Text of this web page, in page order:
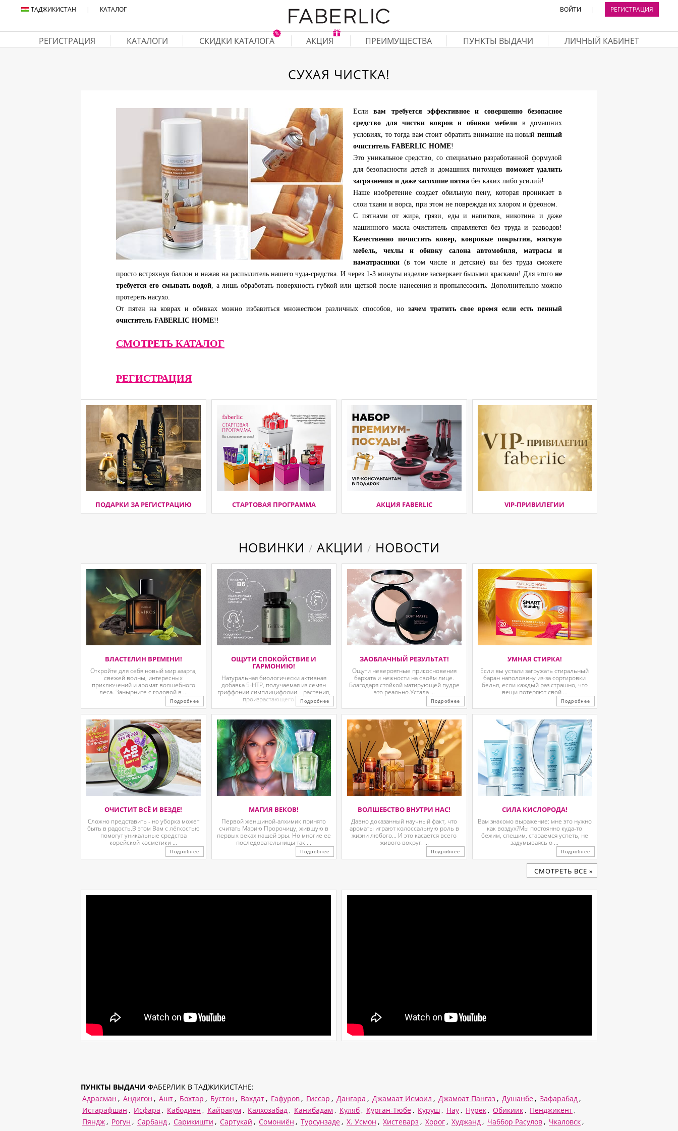
ТАДЖИКИСТАН | КАТАЛОГ ВОЙТИ | РЕГИСТРАЦИЯ
РЕГИСТРАЦИЯ КАТАЛОГИ СКИДКИ КАТАЛОГА АКЦИЯ ПРЕИМУЩЕСТВА ПУНКТЫ ВЫДАЧИ ЛИЧНЫЙ КАБИНЕТ
СУХАЯ ЧИСТКА!
Есливам требуется эффективное и совершенно безопасное
средство для чистки ковров и обивки мебели в домашних
условиях, то тогда вам стоит обратить внимание на новый пенный
очиститель FABERLIC HOME!
Это уникальное средство, со специально разработанной формулой
для безопасности детей и домашних питомцев поможет удалить
загрязнения и даже засохшие пятна без каких либо усилий!
Наше изобретение создает обильную пену, которая проникает в
слои ткани и ворса, при этом не повреждая их хлором и фреоном.
С пятнами от жира, грязи, еды и напитков, никотина и даже
машинного масла очиститель справляется без труда и разводов!
Качественно почистить ковер, ковровые покрытия, мягкую
мебель, чехлы и обивку салона автомобиля, матрасы и
наматрасники (в том числе и детские) вы без труда сможете
просто встряхнув баллон и нажав на распылитель нашего чуда-средства. И через 1-3 минуты изделие засверкает былыми красками! Для этого не
требуется его смывать водой, а лишь обработать поверхность губкой или щеткой после нанесения и пропылесосить. Дополнительно можно
протереть насухо.
От пятен на коврах и обивках можно избавиться множеством различных способов, но зачем тратить свое время если есть пенный
очиститель FABERLIC HOME!!
СМОТРЕТЬ КАТАЛОГ
РЕГИСТРАЦИЯ
ПОДАРКИ ЗА РЕГИСТРАЦИЮ СТАРТОВАЯ ПРОГРАММА АКЦИЯ FABERLIC VIP-ПРИВИЛЕГИИ
НОВИНКИ / АКЦИИ / НОВОСТИ
ВЛАСТЕЛИН ВРЕМЕНИ!
Откройте для себя новый мир азарта,
свежей волны, интересных
приключений и аромат волшебного
леса. Занырните с головой в ...
Подробнее
ОЩУТИ СПОКОЙСТВИЕ И
ГАРМОНИЮ!
Натуральная биологически активная
добавка 5-HTP, получаемая из семян
гриффонии симплицифолии – растения,
произрастающего в ...Подробнее
ЗАОБЛАЧНЫЙ РЕЗУЛЬТАТ!
Ощути невероятные прикосновения
бархата и нежности на своём лице.
Благодаря стойкой матирующей пудре
это реально.Устала ...
Подробнее
УМНАЯ СТИРКА!
Если вы устали загружать стиральный
баран наполовину из-за сортировки
белья, если каждый раз страшно, что
вещи потеряют свой ...
Подробнее
ОЧИСТИТ ВСЁ И ВЕЗДЕ!
Сложно представить - но уборка может
быть в радость.В этом Вам с лёгкостью
помогут уникальные средства
корейской косметики ...
Подробнее
МАГИЯ ВЕКОВ!
Первой женщиной-алхимик принято
считать Марию Пророчицу, жившую в
первых веках нашей эры. Но многие ее
последовательницы так ...
Подробнее
ВОЛШЕБСТВО ВНУТРИ НАС!
Давно доказанный научный факт, что
ароматы играют колоссальную роль в
жизни любого… И это касается всего
живого вокруг. ...
Подробнее
СИЛА КИСЛОРОДА!
Вам знакомо выражение: мне это нужно
как воздух?Мы постоянно куда-то
бежим, спешим, стараемся успеть, не
задумываясь о ...
Подробнее
CМОТРЕТЬ ВСЕ »
ПУНКТЫ ВЫДАЧИ ФАБЕРЛИК В ТАДЖИКИСТАНЕ:
Адрасман , Андигон , Ашт, Бохтар , Бустон , Вахдат, Гафуров, Гиссар , Дангара , Джамаат Исмоил , Джамоат Пангаз , Душанбе, Зафарабад,
Истарафшан , Исфара , Кабодиён , Кайракум , Калхозабад, Канибадам , Куляб, Курган-Тюбе, Куруш, Нау, Нурек, Обикиик, Пенджикент,
Пяндж, Рогун , Сарбанд, Сарикишти , Сартукай , Сомониён , Турсунзаде, Х. Усмон , Хистеварз , Хорог, Худжанд, Чаббор Расулов, Чкаловск,